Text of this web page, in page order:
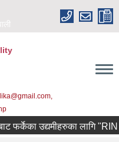
फर्केका उद्यमीहरुका लागि "RIN